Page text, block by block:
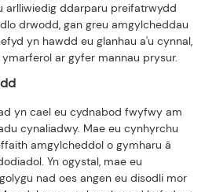
arlliwiedig ddarparu preifatrwydd
drwodd, gan greu amgylcheddau
yn hawdd eu glanhau a'u cynnal,
ar gyfer mannau prysur.
yn cael eu cydnabod fwyfwy am
cynaliadwy. Mae eu cynhyrchu
amgylcheddol o gymharu â
Yn ogystal, mae eu
nad oes angen eu disodli mor